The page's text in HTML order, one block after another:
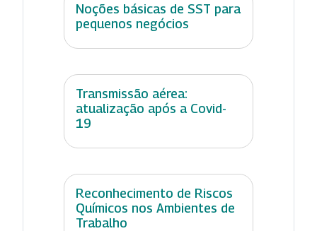
Noções básicas de SST para
pequenos negócios
Transmissão aérea:
atualização após a Covid-
19
Reconhecimento de Riscos
Químicos nos Ambientes de
Trabalho